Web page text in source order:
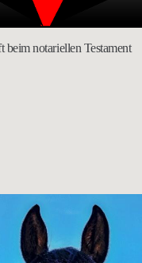
beim notariellen Testament